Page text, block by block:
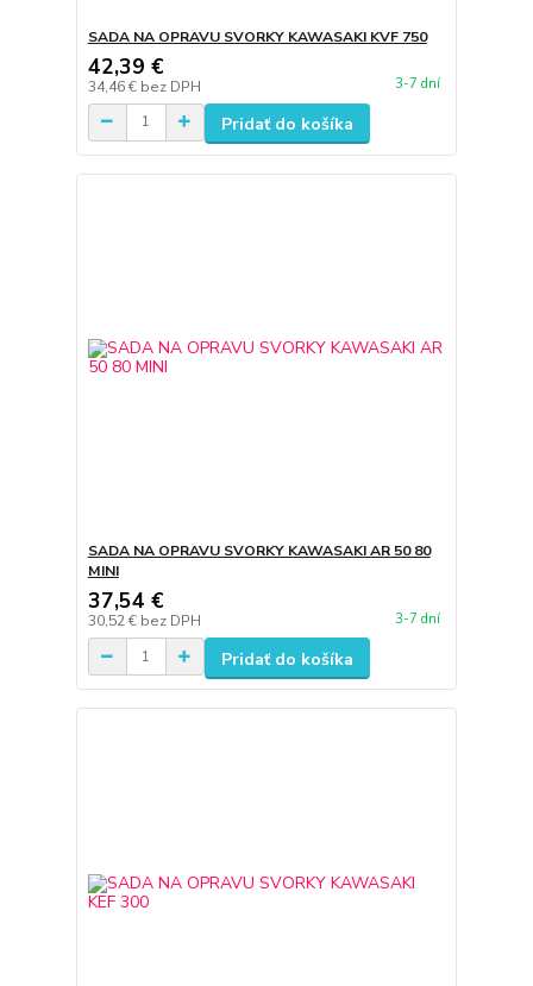
SADA NA OPRAVU SVORKY KAWASAKI KVF 750
42,39 €
34,46 € bez DPH 3-7 dní
Pridať do košíka
SADA NA OPRAVU SVORKY KAWASAKI AR 50 80
MINI
37,54 €
30,52 € bez DPH 3-7 dní
Pridať do košíka